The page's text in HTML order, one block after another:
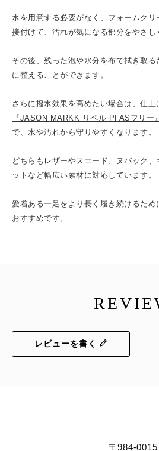
水を用意する必要がなく、フォームク
接付けて、汚れが気になる部分をやさし
その後、残った泡や水分を布で拭き取
に整えることができます。
さらに撥水効果を高めたい場合は、仕上
『JASON MARKK リペル PFASフリー』
で、水や汚れから守りやすくなります。
どちらもレザーやスエード、ヌバック
ットなど幅広い素材に対応しています。
愛着ある一足をより長く履き続けるた
おすすめです。
レビューを書く
〒984-0015